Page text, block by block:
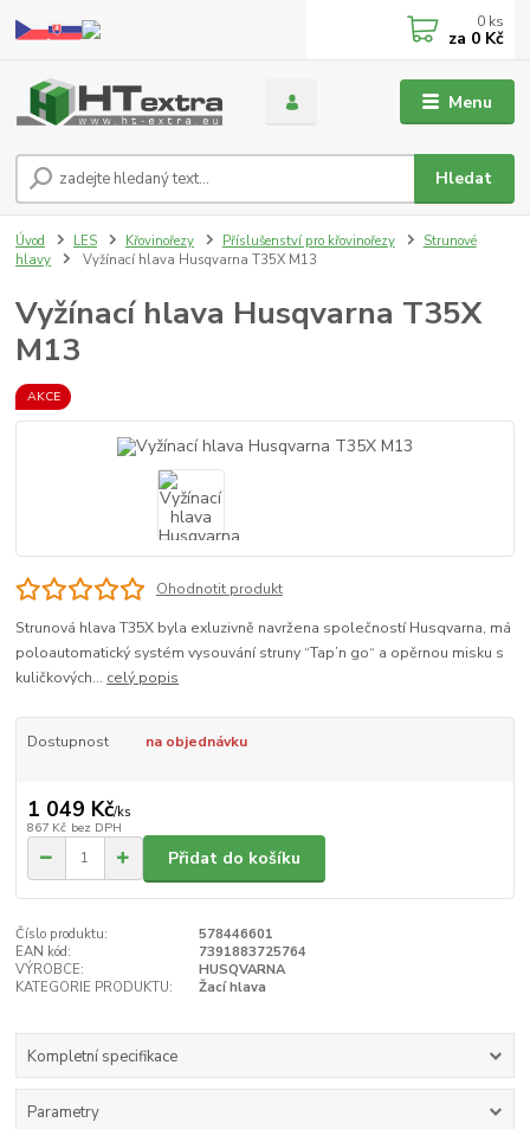
Menu
Hledat
0 ks
za 0 Kč
Úvod LES Křovinořezy Příslušenství pro křovinořezy
Strunové
hlavy
Vyžínací hlava Husqvarna T35X M13
Vyžínací hlava Husqvarna T35X
M13
AKCE
Ohodnotit produkt
Strunová hlava T35X byla exluzivně navržena společností Husqvarna, má
poloautomatický systém vysouvání struny “Tap’n go“ a opěrnou misku s
kuličkových... celý popis
Dostupnost na objednávku
1 049 Kč/ks
867 Kč bez DPH
Přidat do košíku
Číslo produktu:
578446601
EAN kód:
7391883725764
VÝROBCE:
HUSQVARNA
KATEGORIE PRODUKTU:
Žací hlava
Kompletní specifikace
Parametry